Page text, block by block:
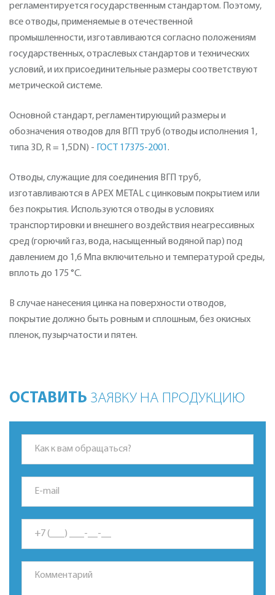
регламентируется государственным стандартом. Поэтому,
все отводы, применяемые в отечественной
промышленности, изготавливаются согласно положениям
государственных, отраслевых стандартов и технических
условий, и их присоединительные размеры соответствуют
метрической системе.
Основной стандарт, регламентирующий размеры и
обозначения отводов для ВГП труб (отводы исполнения 1,
типа 3D, R = 1,5DN) -
ГОСТ 17375-2001 .
Отводы, служащие для соединения ВГП труб,
изготавливаются в APEX METAL с цинковым покрытием или
без покрытия. Используются отводы в условиях
транспортировки и внешнего воздействия неагрессивных
сред (горючий газ, вода, насыщенный водяной пар) под
давлением до 1,6 Мпа включительно и температурой среды,
вплоть до 175 °С.
В случае нанесения цинка на поверхности отводов,
покрытие должно быть ровным и сплошным, без окисных
пленок, пузырчатости и пятен.
ОСТАВИТЬ ЗАЯВКУ НА ПРОДУКЦИЮ